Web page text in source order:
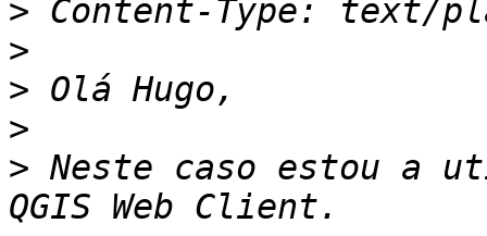
>
>
>
>
> Neste caso estou a